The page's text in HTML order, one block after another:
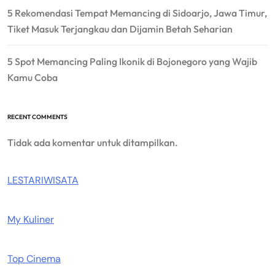
5 Rekomendasi Tempat Memancing di Sidoarjo, Jawa Timur,
Tiket Masuk Terjangkau dan Dijamin Betah Seharian
5 Spot Memancing Paling Ikonik di Bojonegoro yang Wajib
Kamu Coba
RECENT COMMENTS
Tidak ada komentar untuk ditampilkan.
LESTARIWISATA
My Kuliner
Top Cinema